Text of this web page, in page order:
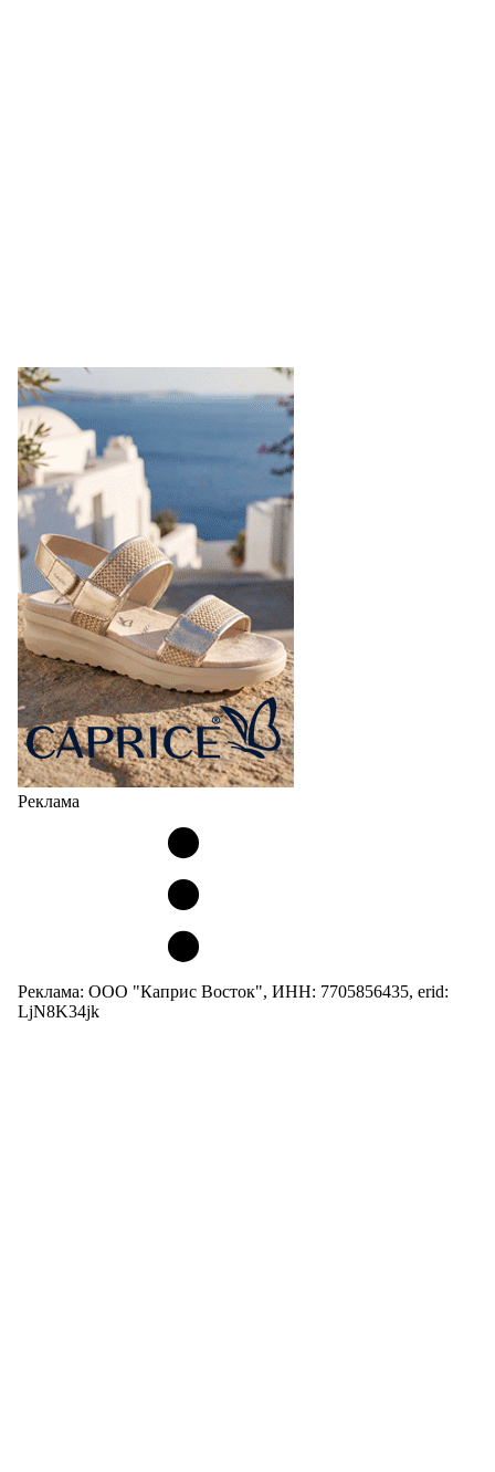
Реклама
Реклама: ООО "Каприс Восток", ИНН: 7705856435, erid:
LjN8K34jk